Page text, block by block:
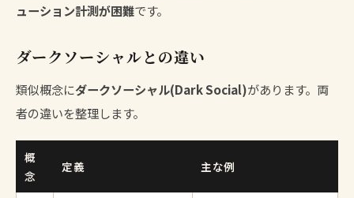
ューション計測が困難です。
ダークソーシャルとの違い
類似概念にダークソーシャル(Dark Social)があります。両
者の違いを整理します。
概
念
定義 主な例